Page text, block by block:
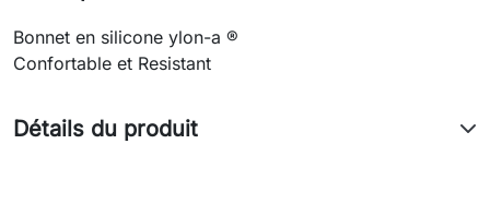
Bonnet en silicone ylon-a ®
Confortable et Resistant
Détails du produit